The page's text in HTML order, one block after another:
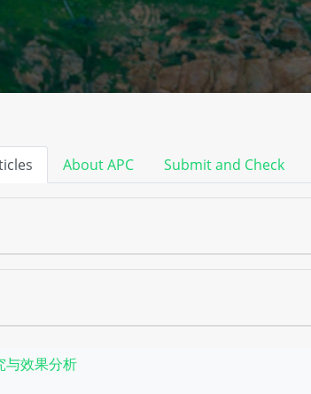
About APC Submit and Check
与效果分析